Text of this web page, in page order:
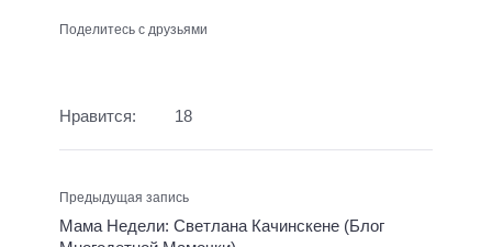
Поделитесь с друзьями
Нравится: 18
Предыдущая запись
Мама Недели: Cветлана Качинскене (Блог